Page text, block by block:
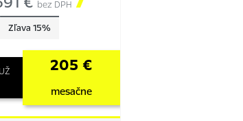
bez DPH
Zľava 15%
205 €
mesačne